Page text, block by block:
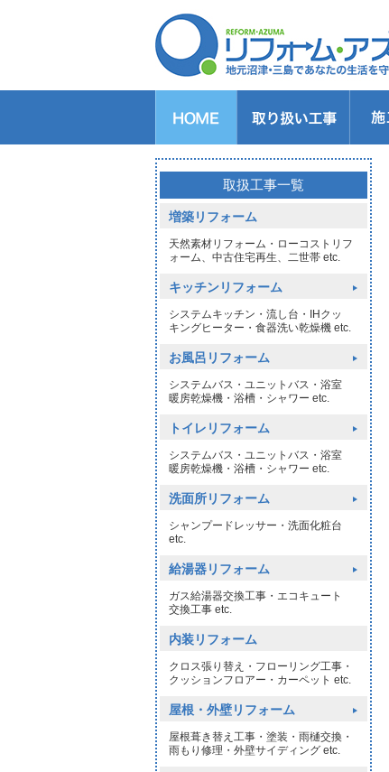
キッチンのリフォーム
バスルームのリフォーム
トイレのリフォーム
洗面所のリフォーム
給湯器交換
窓リフォーム
玄関リフォーム
1DAYリフォーム
外壁・屋根塗装
取扱工事一覧
増築リフォーム
天然素材リフォーム・ローコストリフ
ォーム、中古住宅再生、二世帯 etc.
キッチンリフォーム
システムキッチン・流し台・IHクッ
キングヒーター・食器洗い乾燥機 etc.
お風呂リフォーム
システムバス・ユニットバス・浴室
暖房乾燥機・浴槽・シャワー etc.
トイレリフォーム
システムバス・ユニットバス・浴室
暖房乾燥機・浴槽・シャワー etc.
洗面所リフォーム
シャンプードレッサー・洗面化粧台
etc.
給湯器リフォーム
ガス給湯器交換工事・エコキュート
交換工事 etc.
内装リフォーム
クロス張り替え・フローリング工事・
クッションフロアー・カーペット etc.
屋根・外壁リフォーム
屋根葺き替え工事・塗装・雨樋交換・
雨もり修理・外壁サイディング etc.